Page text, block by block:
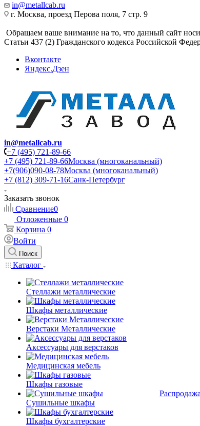
in@metallcab.ru
г. Москва, проезд Перова поля, 7 стр. 9
Обращаем ваше внимание на то, что данный сайт
Статьи 437 (2) Гражданского кодекса Российской
Вконтакте
Яндекс.Дзен
in@metallcab.ru
+7 (495) 721-89-66
+7 (495) 721-89-66Москва (многоканальный)
+7(906)090-08-78Москва (многоканальный)
+7 (812) 309-71-16Санк-Петербург
Заказать звонок
Сравнение0
Отложенные 0
Корзина 0
Войти
Поиск
Каталог
Стеллажи металлические
Шкафы металлические
Верстаки Металлические
Аксессуары для верстаков
Медицинская мебель
Шкафы газовые
Сушильные шкафы
Шкафы бухгалтерские
Распродажа